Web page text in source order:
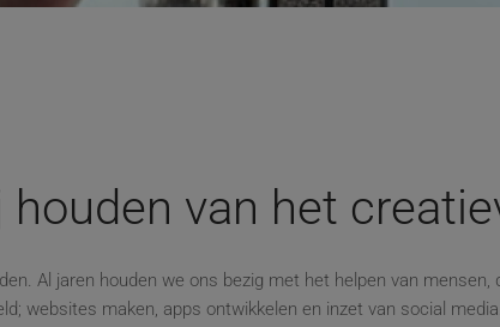
houden van het
Al jaren houden we ons bezig met het helpen van
websites maken, apps ontwikkelen en inzet van social media.